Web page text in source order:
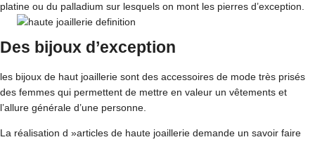
platine ou du palladium sur lesquels on mont les pierres d’exception.
Des bijoux d’exception
les bijoux de haut joaillerie sont des accessoires de mode très prisés
des femmes qui permettent de mettre en valeur un vêtements et
l’allure générale d’une personne.
La réalisation d »articles de haute joaillerie demande un savoir faire